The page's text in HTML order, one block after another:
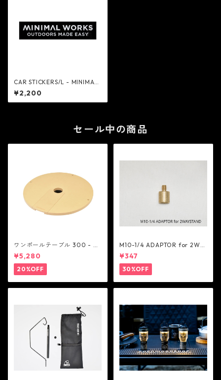
CAR STICKERS/L - MINIMAL
WORKS
¥2,200
セール中の商品
ワンポールテーブル 300 - be
lmont
¥5,280
20%OFF
M10-1/4 ADAPTOR for 2WA
Y STAND - 5050WORKSHOP
¥347
30%OFF